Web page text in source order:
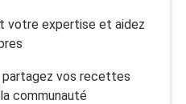
votre expertise et aidez
partagez vos recettes
communauté